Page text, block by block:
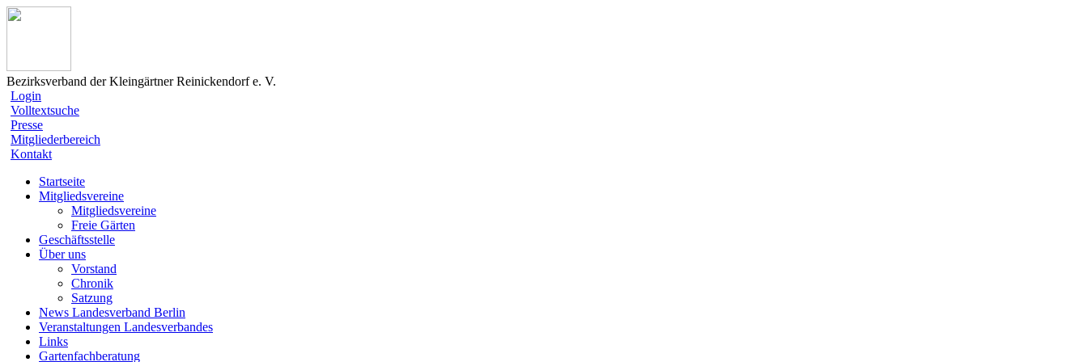
Bezirksverband der Kleingärtner Reinickendorf e. V.
Login
Volltextsuche
Presse
Mitgliederbereich
Kontakt
Startseite
Mitgliedsvereine
Mitgliedsvereine
Freie Gärten
Geschäftsstelle
Über uns
Vorstand
Chronik
Satzung
News Landesverband Berlin
Veranstaltungen Landesverbandes
Links
Gartenfachberatung